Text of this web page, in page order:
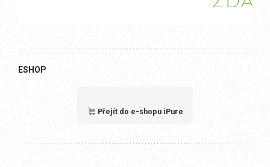
ESHOP
Přejít do e-shopu iPure